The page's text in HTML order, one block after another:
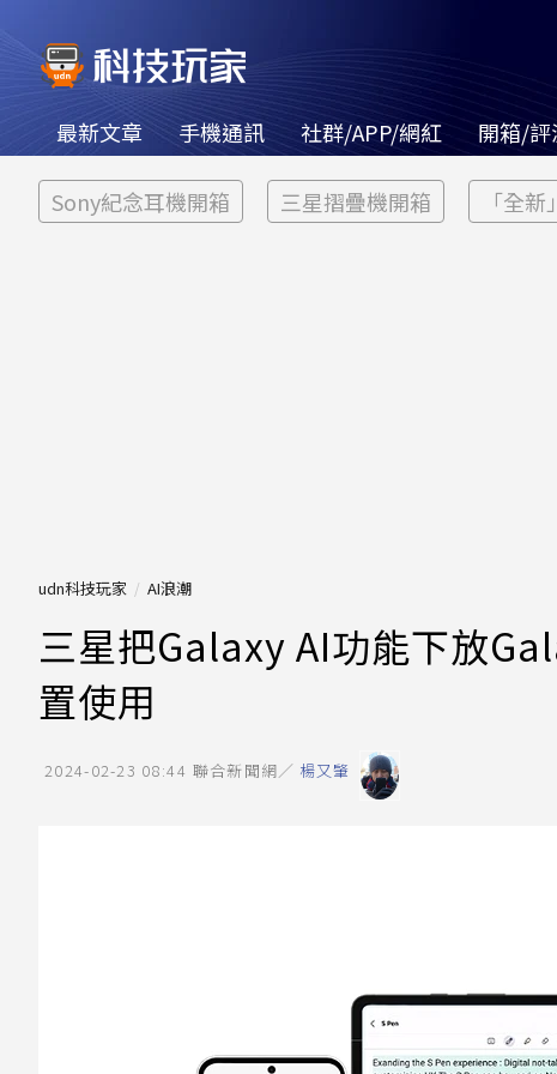
最新文章 手機通訊 社群/APP/網紅 開箱/評
Sony紀念耳機開箱 三星摺疊機開箱 「全
udn科技玩家 AI浪潮
三星把Galaxy AI功能下放
置使用
2024-02-23 08:44 聯合新聞網／ 楊又肇